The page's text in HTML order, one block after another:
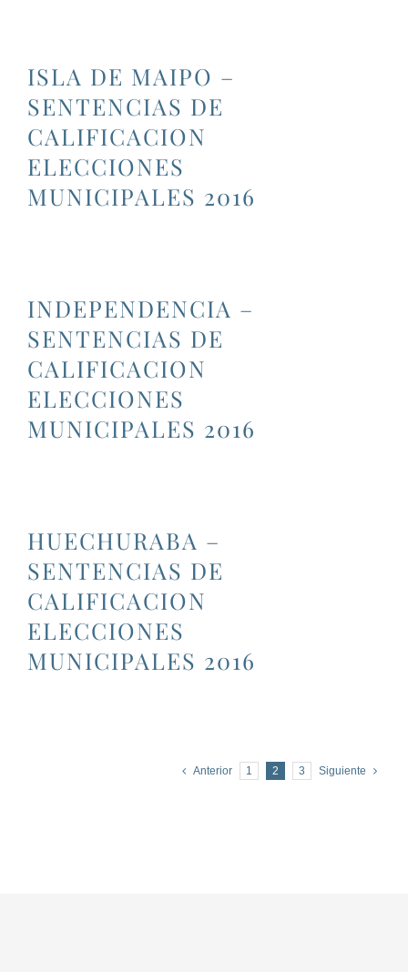
ISLA DE MAIPO –
SENTENCIAS DE
CALIFICACION
ELECCIONES
MUNICIPALES 2016
INDEPENDENCIA –
SENTENCIAS DE
CALIFICACION
ELECCIONES
MUNICIPALES 2016
HUECHURABA –
SENTENCIAS DE
CALIFICACION
ELECCIONES
MUNICIPALES 2016
Anterior 1 2 3 Siguiente